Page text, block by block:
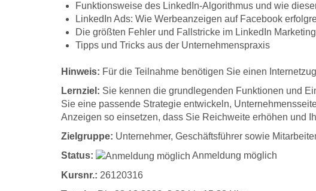
Funktionsweise des LinkedIn-Algorithmus und wie
LinkedIn Ads: Wie Werbeanzeigen auf Facebook
Die größten Fehler und Fallstricke im LinkedIn Marketing
Tipps und Tricks aus der Unternehmenspraxis
Hinweis: Für die Teilnahme benötigen Sie einen
Lernziel: Sie kennen die grundlegenden Funktionen und
Sie eine passende Strategie entwickeln,
Anzeigen so einsetzen, dass Sie Reichweite erhöhen und
Zielgruppe: Unternehmer, Geschäftsführer sowie
Status:
Anmeldung möglich
Kursnr.: 26120316